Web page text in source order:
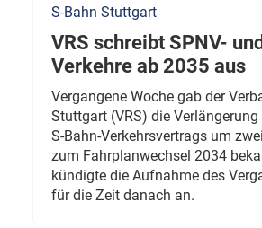
S-Bahn Stuttgart
VRS schreibt SPNV-
Verkehre ab 2035 aus
Vergangene Woche gab der
Stuttgart (VRS) die
S-Bahn-Verkehrsvertrags um
zum Fahrplanwechsel 2034
kündigte die Aufnahme des
für die Zeit danach an.